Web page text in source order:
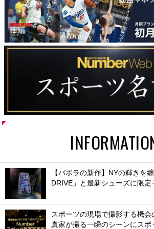
【バボラの新作】NYの輝きを
DRIVE」と最新シューズに限定
スポーツの現場で撮影する機
真家が撮る一瞬のシーンにスポ